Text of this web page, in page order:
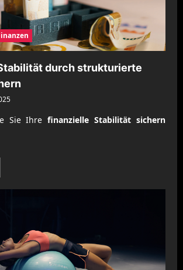
durch strukturierte
Sie Ihrefinanzielle Stabilität sichern